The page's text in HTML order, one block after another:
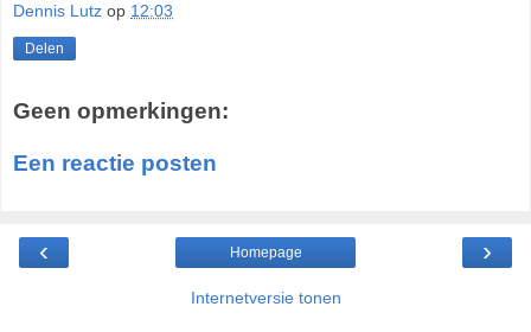
Dennis Lutz op 12:03
Delen
Geen opmerkingen:
Een reactie posten
‹ ›
Homepage
Internetversie tonen